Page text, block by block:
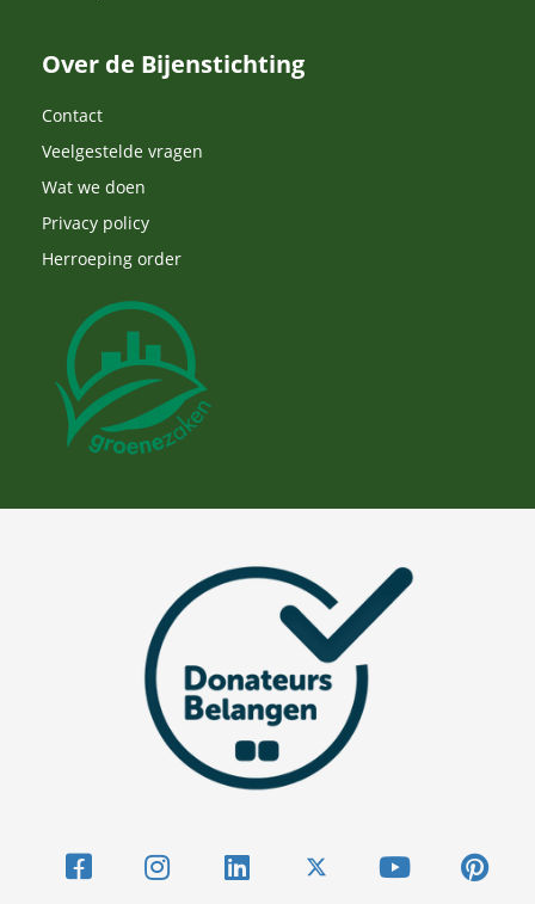
Over de Bijenstichting
Contact
Veelgestelde vragen
Wat we doen
Privacy policy
Herroeping order